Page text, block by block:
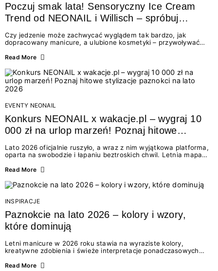
Poczuj smak lata! Sensoryczny Ice Cream
Trend od NEONAIL i Willisch – spróbuj
nowych lodów i odbierz prezent!
Czy jedzenie może zachwycać wyglądem tak bardzo, jak
dopracowany manicure, a ulubione kosmetyki – przywoływać
świata beauty i oszałamiających deserów to coś więcej niż
zmysłami: przez soczysty kolor, aksamitną teksturę,
orzeźwiający zapach i słodki akcent na podniebieniu. Tego lata
NEONAIL łączy siły z marką Willisch, tworząc unikalny projekt
na styku jedzenia i piękna....
Read More
EVENTY NEONAIL
Konkurs NEONAIL x wakacje.pl – wygraj 10
000 zł na urlop marzeń! Poznaj hitowe
Lato 2026 oficjalnie ruszyło, a wraz z nim wyjątkowa platforma,
oparta na swobodzie i łapaniu beztroskich chwil. Letnia mapa
doświadczenia wakacji – od spontanicznych wyjazdów, przez
Motywem przewodnim jest eksplorowanie i kolekcjonowanie
letnich momentów. Z tej okazji przygotowaliśmy coś absolutnie
wyjątkowego: wielki konkurs z wakacje.pl oraz dawkę
najgorętszych trendów w...
Read More
INSPIRACJE
Paznokcie na lato 2026 – kolory i wzory,
które dominują
Letni manicure w 2026 roku stawia na wyraziste kolory,
kreatywne zdobienia i świeże interpretacje ponadczasowych
zarówno energetycznych odcieni inspirowanych wakacjami, jak
Read More